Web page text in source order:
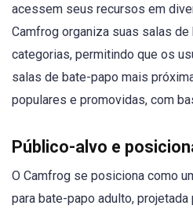
acessem seus recursos em
Camfrog organiza suas salas
categorias, permitindo que os
salas de bate-papo mais
populares e promovidas, com
Público-alvo e
O Camfrog se posiciona como
para bate-papo adulto, projetada